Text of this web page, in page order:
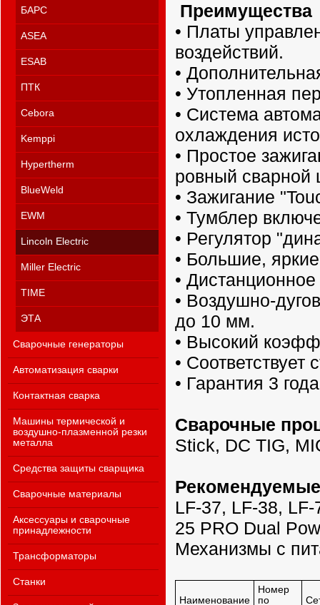
БАРС
ASEA
ESAB
ПТК
Cebora
Kemppi
Hypertherm
BlueWeld
EWM
Lincoln Electric
Miller Electric
TIME
ЭТА
Сварочные генераторы
Автоматизация сварки
Контактная сварка
Машины термической и
воздушно-плазменной резки
металла
Средства защиты сварщика
Сварочные материалы
Аксессуары и сварочные
принадлежности
Трансформаторы
Станки
Преимущества
• Платы
воздействий.
•
• Утопленная
• Система
охлаждения
• Простое
ровный сварной
• Зажигание
• Тумблер
• Регулятор
• Большие,
•
• Воздушно-
до 10 мм.
• Высокий
• Соответствует
• Гарантия 3
Сварочные
Stick, DC TIG,
LF-37, LF-38,
25 PRO Dual
Механизмы с
Наименование
Номер
по